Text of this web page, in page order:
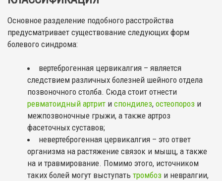
Основное разделение подобного расстройства
предусматривает существование следующих форм
болевого синдрома:
вертеброгенная цервикалгия – является
следствием различных болезней шейного отдела
позвоночного столба. Сюда стоит отнести
ревматоидный артрит и спондилез, остеопороз и
межпозвоночные грыжи, а также артроз
фасеточных суставов;
невертеброгенная цервикалгия – это ответ
организма на растяжение связок и мышц, а также
на и травмирование. Помимо этого, источником
таких болей могут выступать тромбоз и невралгии,